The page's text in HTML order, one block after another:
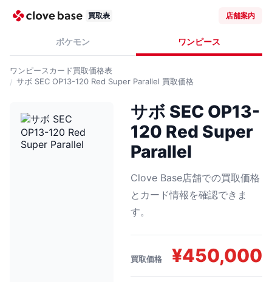
買取表 店舗案内
ポケモン ワンピース
ワンピースカード買取価格表
サボ SEC OP13-120 Red Super Parallel 買取価格
サボ SEC OP13-
120 Red Super
Parallel
Clove Base店舗での買取価格
とカード情報を確認できま
す。
買取価格 ¥450,000